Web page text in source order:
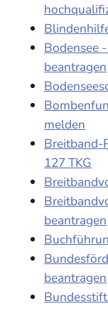
Bodensee
beantragen
melden
Breitband-
127 TKG
beantragen
beantragen